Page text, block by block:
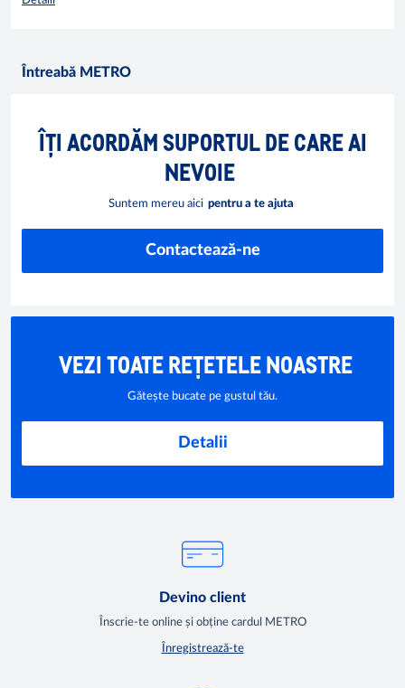
Întreabă METRO
ÎȚI ACORDĂM SUPORTUL DE CARE AI
NEVOIE
Suntem mereu aici pentru a te ajuta
Contactează-ne
VEZI TOATE REȚETELE NOASTRE
Gătește bucate pe gustul tău.
Detalii
Devino client
Înscrie-te online și obține cardul METRO
Înregistrează-te